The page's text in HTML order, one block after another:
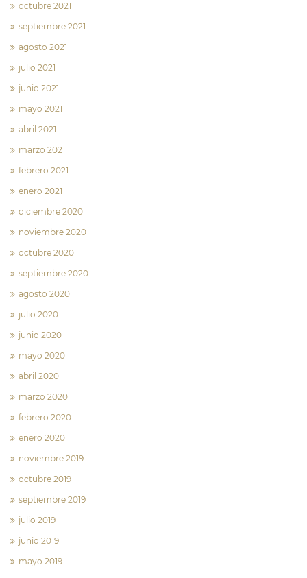
octubre 2021
septiembre 2021
agosto 2021
julio 2021
junio 2021
mayo 2021
abril 2021
marzo 2021
febrero 2021
enero 2021
diciembre 2020
noviembre 2020
octubre 2020
septiembre 2020
agosto 2020
julio 2020
junio 2020
mayo 2020
abril 2020
marzo 2020
febrero 2020
enero 2020
noviembre 2019
octubre 2019
septiembre 2019
julio 2019
junio 2019
mayo 2019